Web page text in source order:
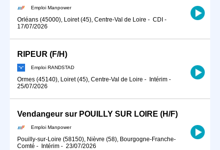
Emploi Manpower
Orléans (45000), Loiret (45), Centre-Val de Loire - CDI -
17/07/2026
RIPEUR (F/H)
Emploi RANDSTAD
Ormes (45140), Loiret (45), Centre-Val de Loire - Intérim -
25/07/2026
Vendangeur sur POUILLY SUR LOIRE (H/F)
Emploi Manpower
Pouilly-sur-Loire (58150), Nièvre (58), Bourgogne-Franche-
Comté - Intérim - 23/07/2026